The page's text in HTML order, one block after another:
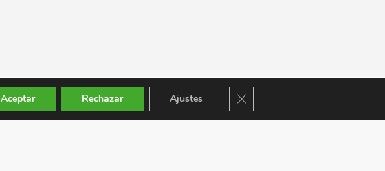
Aceptar Rechazar Ajustes Cerrar el banner de cookies RGPD